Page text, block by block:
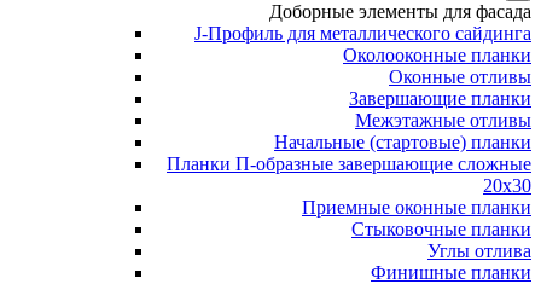
Доборные элементы для фасада
J-Профиль для металлического сайдинга
Околооконные планки
Оконные отливы
Завершающие планки
Межэтажные отливы
Начальные (стартовые) планки
Планки П-образные завершающие сложные
20x30
Приемные оконные планки
Стыковочные планки
Углы отлива
Финишные планки